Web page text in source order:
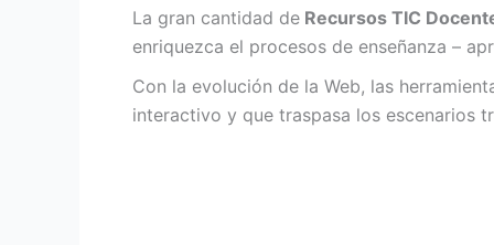
La gran cantidad de Recursos TIC
enriquezca el procesos de enseñanza –
Con la evolución de la Web, las
interactivo y que traspasa los escenarios